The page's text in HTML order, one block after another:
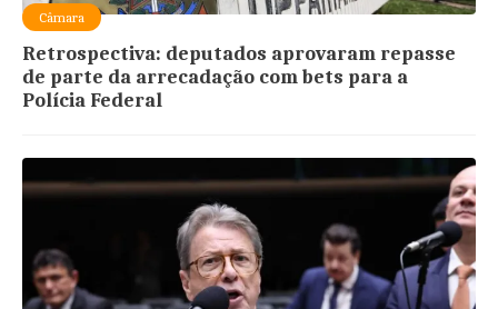
Câmara
Retrospectiva: deputados aprovaram repasse
de parte da arrecadação com bets para a
Polícia Federal